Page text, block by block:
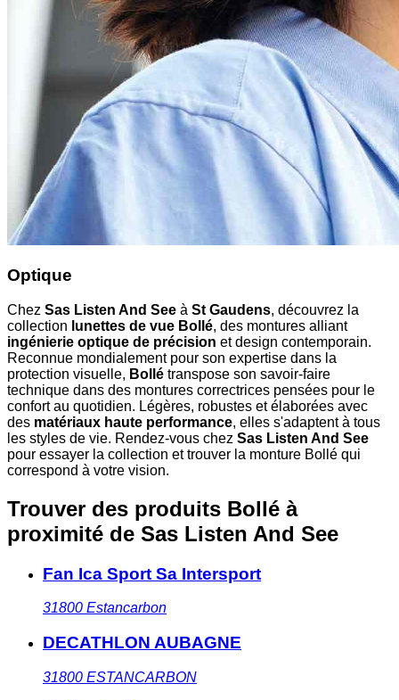
Optique
Chez Sas Listen And See à St Gaudens, découvrez la
collection lunettes de vue Bollé, des montures alliant
ingénierie optique de précision et design contemporain.
Reconnue mondialement pour son expertise dans la
protection visuelle, Bollé transpose son savoir-faire
technique dans des montures correctrices pensées pour le
confort au quotidien. Légères, robustes et élaborées avec
des matériaux haute performance, elles s'adaptent à tous
les styles de vie. Rendez-vous chez Sas Listen And See
pour essayer la collection et trouver la monture Bollé qui
correspond à votre vision.
Trouver des produits Bollé à
proximité de Sas Listen And See
Fan Ica Sport Sa Intersport
31800 Estancarbon
DECATHLON AUBAGNE
31800 ESTANCARBON